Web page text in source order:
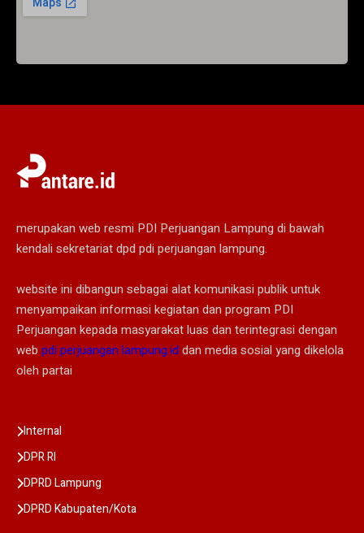
merupakan web resmi PDI Perjuangan Lampung di bawah
kendali sekretariat dpd pdi perjuangan lampung.
website ini dibangun sebagai alat komunikasi publik untuk
menyampaikan informasi kegiatan dan program PDI
Perjuangan kepada masyarakat luas dan terintegrasi dengan
web pdi perjuangan lampung.id dan media sosial yang dikelola
oleh partai
Internal
DPR RI
DPRD Lampung
DPRD Kabupaten/Kota